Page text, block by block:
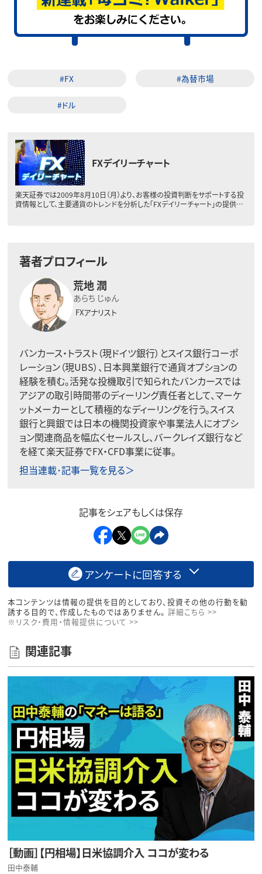
#FX #為替市場
#ドル
FXデイリーチャート
楽天証券では2009年8月10日（月）より、お客様の投資判断をサポートする投
資情報として、主要通貨のトレンドを分析した「FXデイリーチャート」の提供…
著者プロフィール
荒地 潤
あらち じゅん
FXアナリスト
バンカース・トラスト（現ドイツ銀行）とスイス銀行コーポ
レーション（現UBS）、日本興業銀行で通貨オプションの
経験を積む。活発な投機取引で知られたバンカースでは
アジアの取引時間帯のディーリング責任者として、マーケ
ットメーカーとして積極的なディーリングを行う。スイス
銀行と興銀では日本の機関投資家や事業法人にオプシ
ョン関連商品を幅広くセールスし、バークレイズ銀行など
を経て楽天証券でFX・CFD事業に従事。
担当連載･記事一覧を見る＞
記事をシェアもしくは保存
アンケートに回答する
本コンテンツは情報の提供を目的としており、投資その他の行動を勧
誘する目的で、作成したものではありません。 詳細こちら >>
※リスク・費用・情報提供について >>
関連記事
［動画］【円相場】日米協調介入 ココが変わる
田中泰輔